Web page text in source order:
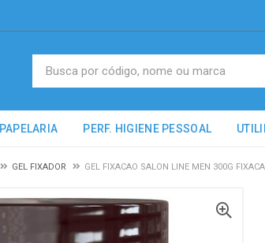
PAPELARIA PERF. HIGIENE PESSOAL
GEL FIXADOR GEL FIXACAO SALON LINE MEN 300G